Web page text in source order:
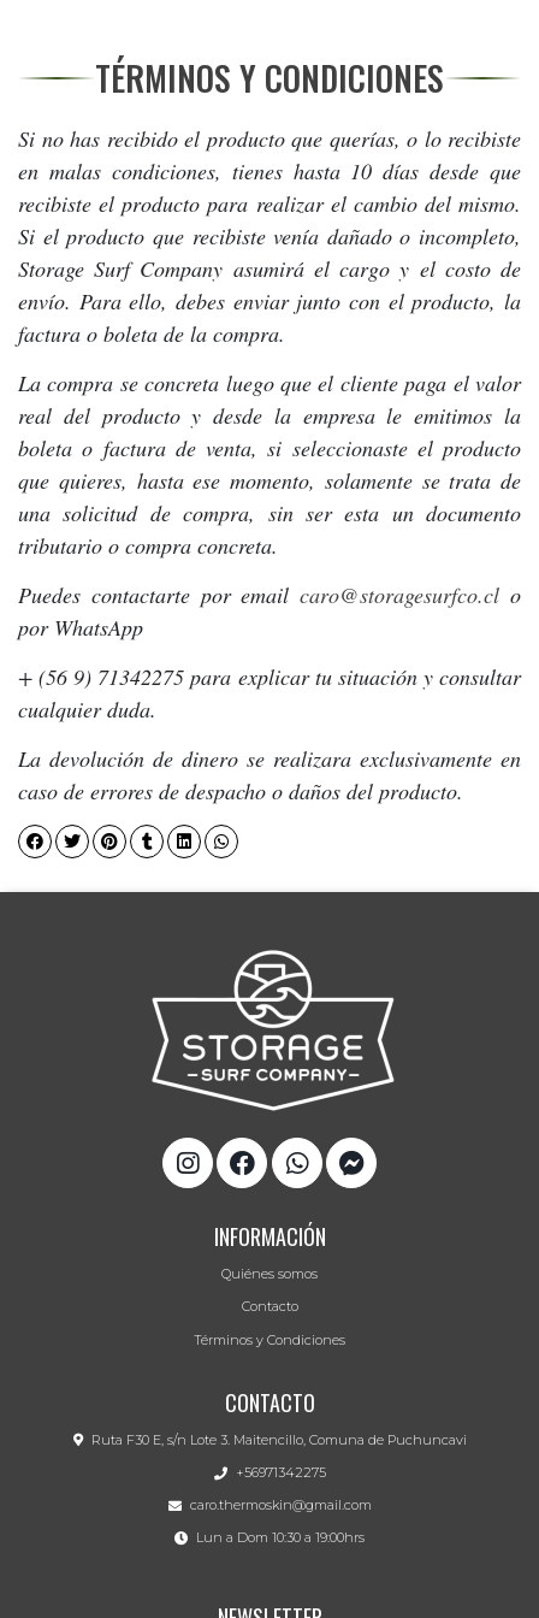
TÉRMINOS Y CONDICIONES
Si no has recibido el producto que querías, o lo recibiste
en malas condiciones, tienes hasta 10 días desde que
recibiste el producto para realizar el cambio del mismo.
Si el producto que recibiste venía dañado o incompleto,
Storage Surf Company asumirá el cargo y el costo de
envío. Para ello, debes enviar junto con el producto, la
factura o boleta de la compra.
La compra se concreta luego que el cliente paga el valor
real del producto y desde la empresa le emitimos la
boleta o factura de venta, si seleccionaste el producto
que quieres, hasta ese momento, solamente se trata de
una solicitud de compra, sin ser esta un documento
tributario o compra concreta.
Puedes contactarte por emailcaro@storagesurfco.cl o
por WhatsApp
+ (56 9) 71342275 para explicar tu situación y consultar
cualquier duda.
La devolución de dinero se realizara exclusivamente en
caso de errores de despacho o daños del producto.
INFORMACIÓN
Quiénes somos
Contacto
Términos y Condiciones
CONTACTO
Ruta F30 E, s/n Lote 3. Maitencillo, Comuna de Puchuncavi
+56971342275
caro.thermoskin@gmail.com
Lun a Dom 10:30 a 19:00hrs